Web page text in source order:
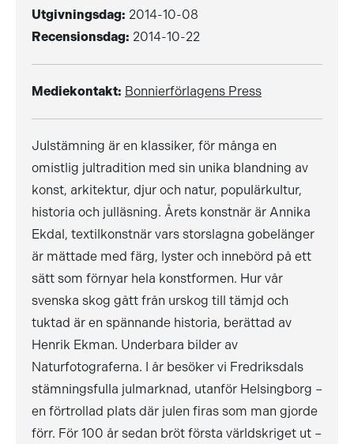
Utgivningsdag: 2014-10-08
Recensionsdag: 2014-10-22
Mediekontakt: Bonnierförlagens Press
Julstämning är en klassiker, för många en
omistlig jultradition med sin unika blandning av
konst, arkitektur, djur och natur, populärkultur,
historia och julläsning. Årets konstnär är Annika
Ekdal, textilkonstnär vars storslagna gobelänger
är mättade med färg, lyster och innebörd på ett
sätt som förnyar hela konstformen. Hur vår
svenska skog gått från urskog till tämjd och
tuktad är en spännande historia, berättad av
Henrik Ekman. Underbara bilder av
Naturfotograferna. I år besöker vi Fredriksdals
stämningsfulla julmarknad, utanför Helsingborg –
en förtrollad plats där julen firas som man gjorde
förr. För 100 år sedan bröt första världskriget ut –